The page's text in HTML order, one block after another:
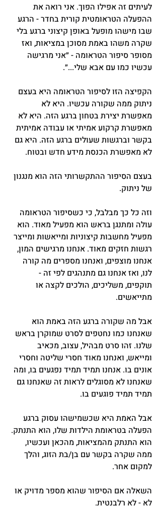
לעיתים זה אפילו הפוך. אני רואה את
ההפעלה הטראומטית קורית בחדר - הרגע
שבו מישהו מופעל באופן קיצוני ברגע בלי
שקרה משהו באמת מסוכן במציאות, ואז
מסופר סיפור הטראומה - ״אני מרגישה
עכשיו כמו עם אבא שלי...״.
הקפיצה הזו לסיפור הטראומה היא בעצם
ניתוק ממה שקורה עכשיו. היא לא
מאפשרת יצירת בטחון ברגע הזה. היא לא
מאפשרת קרקוע אמיתי או עבודה אמיתית
בקשר וברגשות שעולים ברגע הזה. היא גם
לא מאפשרת הכנסת מידע חדש ובטוח.
בעצם הסיפור ההתקשרותי הזה הוא מנגנון
של ניתוק.
וזה כל כך מבלבל, כי כשסיפור הטראומה
עולה ומתנגן בראש הוא מפעיל מאוד. הוא
מפעיל מחשבות קיצוניות ומייאשות ומייצר
רגשות חזקים מאוד. אנחנו מרגישים המון,
אנחנו מוצפים, ואנחנו מספרים מה קורה
לנו, ואז אנחנו גם מתנהגים לפי זה -
תוקפים, משליכים, הולכים לקצה או
מתייאשים.
אבל מה שקורה ברגע הזה באמת הוא
שאנחנו כמו נחטפים לסרט שמוקרן בראש
שלנו. זהו סרט מבהיל, עצוב, מכאיב
ומייאש, ואנחנו מאוד חסרי שליטה וחסרי
אונים בו. אנחנו תמיד תמיד נפגעים בו, ומה
שאנחנו לא מסוגלים לראות זה שאנחנו גם
תמיד תמיד פוגעים בו.
אבל האמת היא שכשמישהו עסוק ברגע
הפעלה בטראומת הילדות שלו, הוא התנתק.
הוא התנתק מהמציאות, מהכאן ועכשיו,
ממה שקרה בקשר עם בן/בת הזוג, והלך
למקום אחר.
השאלה אם הסיפור שהוא מספר מדויק או
לא - לא רלבנטית.